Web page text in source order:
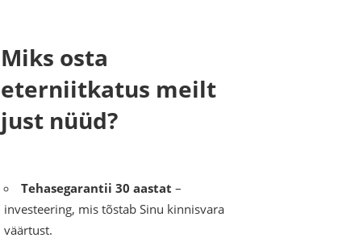
Miks osta
eterniitkatus meilt
just nüüd?
Tehasegarantii 30 aastat –
investeering, mis tõstab Sinu kinnisvara
väärtust.